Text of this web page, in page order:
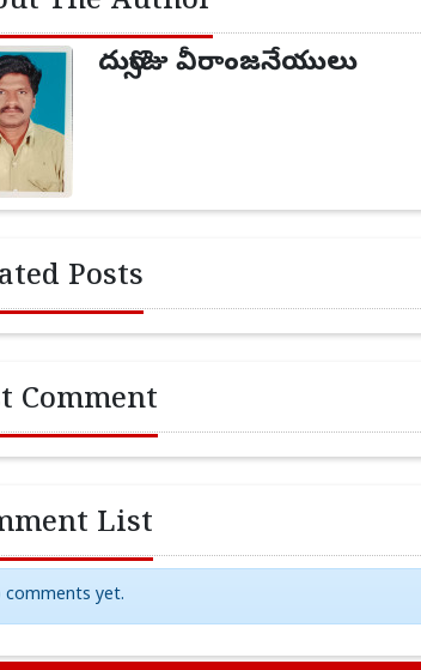
దుర్సొజు వీరాంజనేయులు
Posts
Comment
List
comments yet.